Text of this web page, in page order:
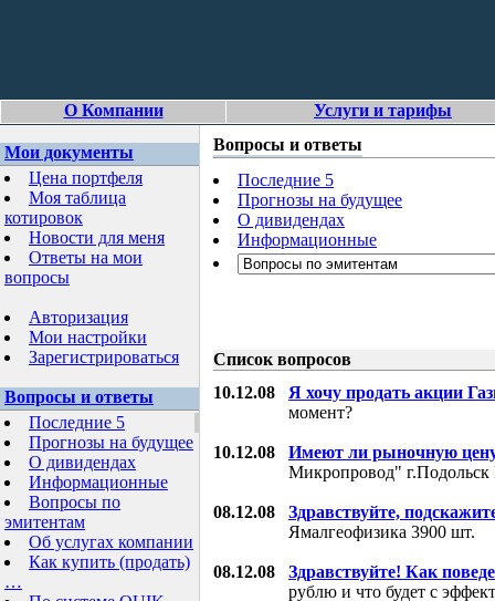
О Компании Услуги и тарифы
Мои документы
Цена портфеля
Моя таблица
котировок
Новости для меня
Ответы на мои
вопросы
Авторизация
Мои настройки
Зарегистрироваться
Вопросы и ответы
Последние 5
Прогнозы на будущее
О дивидендах
Информационные
Вопросы по
эмитентам
Об услугах компании
Как купить (продать)
…
Вопросы и ответы
Последние 5
Прогнозы на будущее
О дивидендах
Информационные
Список вопросов
10.12.08 Я хочу продать акции
момент?
10.12.08
Имеют ли рыночную
Микропровод"
08.12.08
Здравствуйте,
Ямалгеофизика 3900 шт.
08.12.08
Здравствуйте! Как
рублю и что будет с